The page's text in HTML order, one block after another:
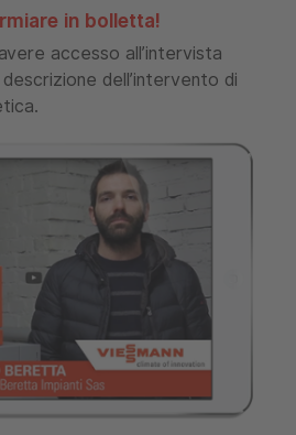
in bolletta!
accesso all’intervista
dell’intervento di